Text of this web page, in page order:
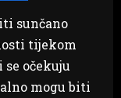
sunčano
tijekom
očekuju
mogu biti